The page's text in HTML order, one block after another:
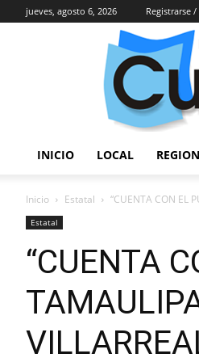
jueves, agosto 6, 2026 Registrarse
INICIO LOCAL
Inicio Estatal “CUENTA CON EL
Estatal
“CUENTA